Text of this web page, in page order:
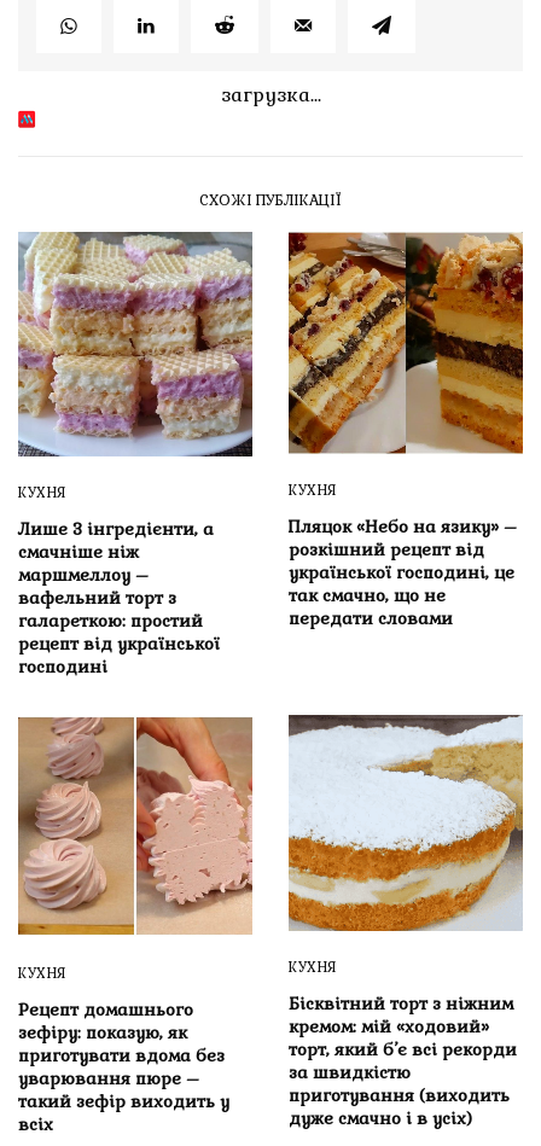
загрузка...
СХОЖІ ПУБЛІКАЦІЇ
КУХНЯ
Лише 3 інгредієнти, а
смачніше ніж
маршмеллоу –
вафельний торт з
галареткою: простий
рецепт від української
господині
КУХНЯ
Пляцок «Небо на язику» –
розкішний рецепт від
української господині, це
так смачно, що не
передати словами
КУХНЯ
Рецепт домашнього
зефіру: показую, як
приготувати вдома без
уварювання пюре –
такий зефір виходить у
всіх
КУХНЯ
Бісквітний торт з ніжним
кремом: мій «ходовий»
торт, який б’є всі рекорди
за швидкістю
приготування (виходить
дуже смачно і в усіх)